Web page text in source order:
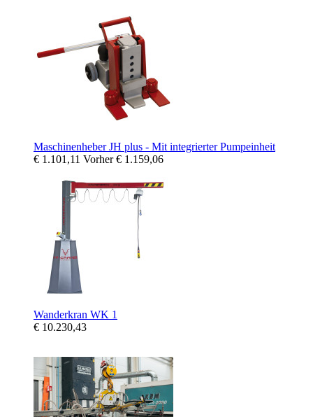
Maschinenheber JH plus - Mit integrierter Pumpeinheit
€ 1.101,11 Vorher€ 1.159,06
Wanderkran WK 1
€ 10.230,43